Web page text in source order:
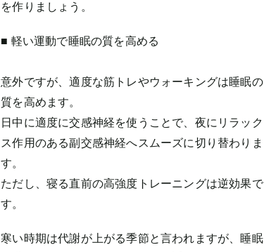
を作りましょう。
■ 軽い運動で睡眠の質を高める
意外ですが、適度な筋トレやウォーキングは睡眠の
質を高めます。
日中に適度に交感神経を使うことで、夜にリラック
ス作用のある副交感神経へスムーズに切り替わりま
す。
ただし、寝る直前の高強度トレーニングは逆効果で
す。
寒い時期は代謝が上がる季節と言われますが、睡眠